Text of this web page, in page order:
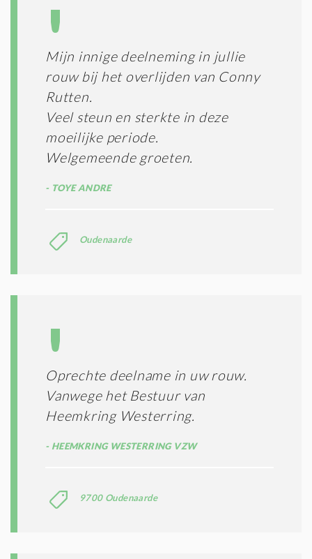
Mijn innige deelneming in jullie
rouw bij het overlijden van Conny
Rutten.
Veel steun en sterkte in deze
moeilijke periode.
Welgemeende groeten.
TOYE ANDRE
Oudenaarde
Oprechte deelname in uw rouw.
Vanwege het Bestuur van
Heemkring Westerring.
HEEMKRING WESTERRING VZW
9700 Oudenaarde